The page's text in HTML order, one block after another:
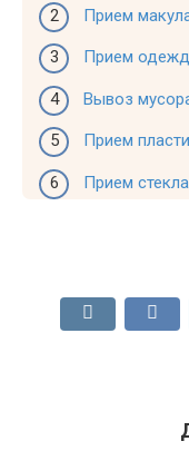
Прием
Прием
Вывоз
Прием
Прием